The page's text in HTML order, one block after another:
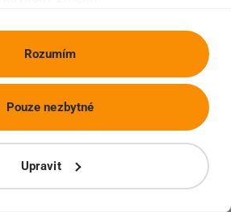
Rozumím
Upravit
Pouze nezbytné